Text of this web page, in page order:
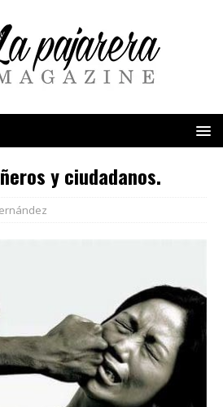
y ciudadanos.